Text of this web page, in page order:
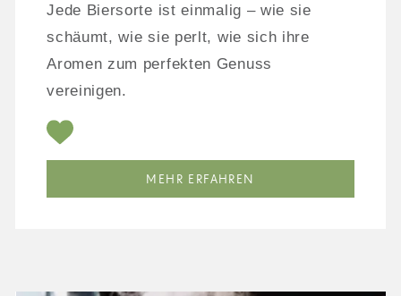
Jede Biersorte ist einmalig – wie sie
schäumt, wie sie perlt, wie sich ihre
Aromen zum perfekten Genuss
vereinigen.
MEHR ERFAHREN